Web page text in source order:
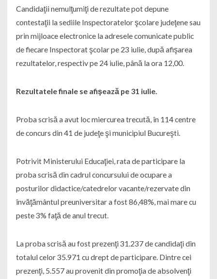
Candidaţii nemulţumiţi de rezultate pot depune
contestaţii la sediile Inspectoratelor şcolare judeţene sau
prin mijloace electronice la adresele comunicate public
de fiecare Inspectorat şcolar pe 23 iulie, după afişarea
rezultatelor, respectiv pe 24 iulie, până la ora 12,00.
Rezultatele finale se afişează pe 31 iulie.
Proba scrisă a avut loc miercurea trecută, în 114 centre
de concurs din 41 de judeţe şi municipiul Bucureşti.
Potrivit Ministerului Educaţiei, rata de participare la
proba scrisă din cadrul concursului de ocupare a
posturilor didactice/catedrelor vacante/rezervate din
învăţământul preuniversitar a fost 86,48%, mai mare cu
peste 3% faţă de anul trecut.
La proba scrisă au fost prezenţi 31.237 de candidaţi din
totalul celor 35.971 cu drept de participare. Dintre cei
prezenţi, 5.557 au provenit din promoţia de absolvenţi